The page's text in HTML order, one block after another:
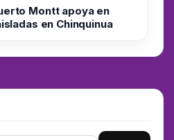
Montt apoya en
en Chinquinua